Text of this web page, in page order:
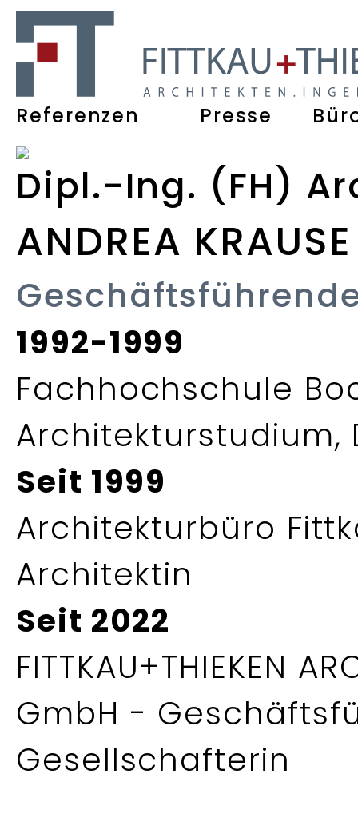
Referenzen Presse
Dipl.-Ing. (FH)
ANDREA KRAUSE
1992-1999
Fachhochschule
Architekturstudium,
Seit 1999
Architekturbüro
Architektin
Seit 2022
FITTKAU+THIEKEN
GmbH -
Gesellschafterin